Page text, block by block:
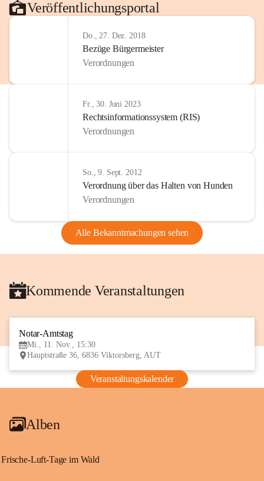
Veröffentlichungsportal
Do., 27. Dez. 2018
Bezüge Bürgermeister
Verordnungen
Fr., 30. Juni 2023
Rechtsinformationssystem (RIS)
Verordnungen
So., 9. Sept. 2012
Verordnung über das Halten von Hunden
Verordnungen
Alle Bekanntmachungen sehen
Kommende Veranstaltungen
Notar-Amtstag
Mi., 11. Nov., 15:30
Hauptstraße 36, 6836 Viktorsberg, AUT
Veranstaltungskalender
Alben
Frische-Luft-Tage im Wald